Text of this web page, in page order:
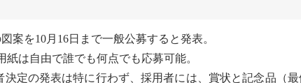
案を10月16日まで一般公募すると発表。
は自由で誰でも何点でも応募可能。
定の発表は特に行わず、採用者には、賞状と記念品（